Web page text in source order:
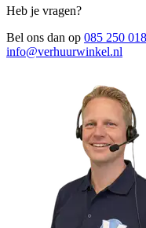
Heb je vragen?
Bel ons dan op 085 250
info@verhuurwinkel.nl